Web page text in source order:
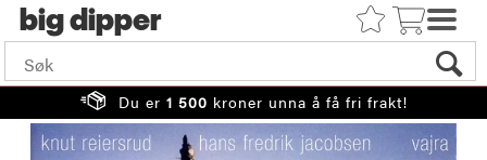
big
Du er 1 500 kroner unna å få fri frakt!